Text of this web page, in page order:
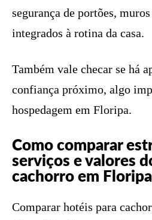
segurança de portões,
integrados à rotina da casa.
Também vale checar se há
confiança próximo, algo
hospedagem em Floripa.
Como comparar
serviços e valores
cachorro em Floripa
Comparar hotéis para